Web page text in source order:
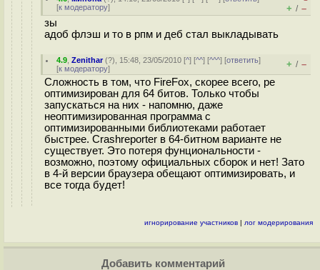
[к модератору] + / –
зы
адоб флэш и то в рпм и деб стал выкладывать
4.9 ,Zenithar(?), 15:48, 23/05/2010 [^] [^^] [^^^] [ответить]
[к модератору] + / –
Сложность в том, что FireFox, скорее всего, ре
оптимизирован для 64 битов. Только чтобы
запускаться на них - напомню, даже
неоптимизированная программа с
оптимизированными библиотеками работает
быстрее. Crashreporter в 64-битном варианте не
существует. Это потеря фунциональности -
возможно, поэтому официальных сборок и нет! Зато
в 4-й версии браузера обещают оптимизировать, и
все тогда будет!
игнорирование участников | лог модерирования
Добавить комментарий